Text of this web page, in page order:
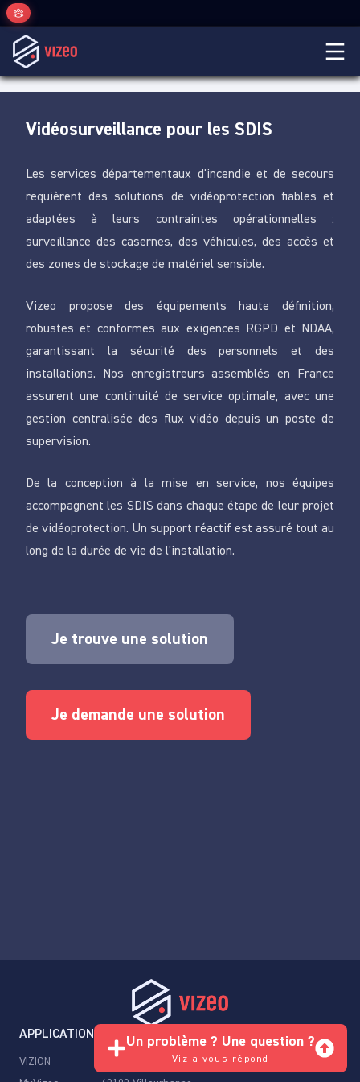
Un problème ? Une question ?
Vizia vous répond
Vidéosurveillance pour les SDIS
Les services départementaux d'incendie et de secours
requièrent des solutions de vidéoprotection fiables et
adaptées à leurs contraintes opérationnelles :
surveillance des casernes, des véhicules, des accès et
des zones de stockage de matériel sensible.
Vizeo propose des équipements haute définition,
robustes et conformes aux exigences RGPD et NDAA,
garantissant la sécurité des personnels et des
installations. Nos enregistreurs assemblés en France
assurent une continuité de service optimale, avec une
gestion centralisée des flux vidéo depuis un poste de
supervision.
De la conception à la mise en service, nos équipes
accompagnent les SDIS dans chaque étape de leur projet
de vidéoprotection. Un support réactif est assuré tout au
long de la durée de vie de l'installation.
Je trouve une solution
Je demande une solution
APPLICATIONS
VIZION
CONTACT
13 Rue Emile Decorps,